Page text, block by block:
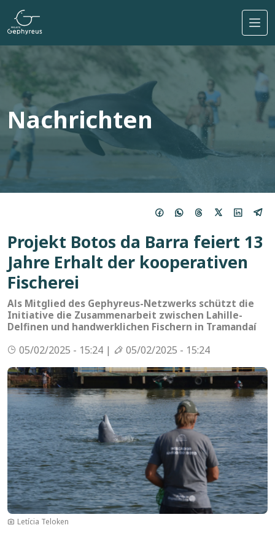
Direkt zum Inhalt
Nachrichten
Projekt Botos da Barra feiert 13
Jahre Erhalt der kooperativen
Fischerei
Als Mitglied des Gephyreus-Netzwerks schützt die
Initiative die Zusammenarbeit zwischen Lahille-
Delfinen und handwerklichen Fischern in Tramandaí
05/02/2025 - 15:24 |
05/02/2025 - 15:24
Bild
Letícia Teloken